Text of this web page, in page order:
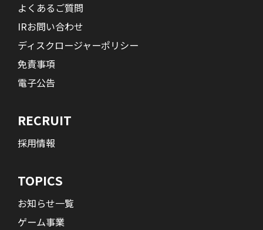
よくあるご質問
IRお問い合わせ
ディスクロージャーポリシー
免責事項
電子公告
RECRUIT
採用情報
TOPICS
お知らせ一覧
ゲーム事業